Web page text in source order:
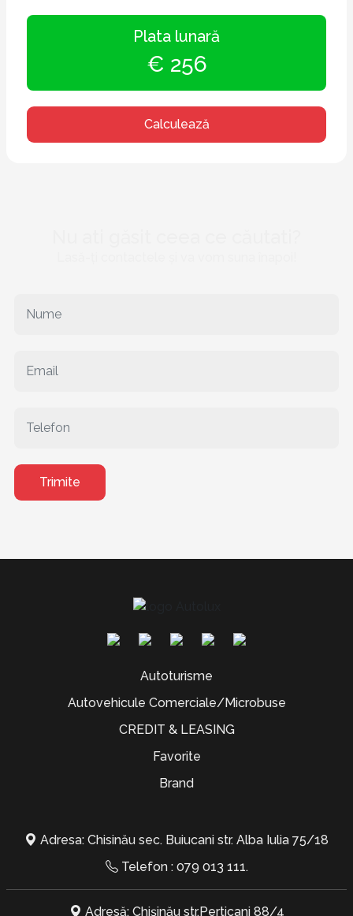
Plata lunară
€ 256
Calculează
Trimite
Autoturisme
Autovehicule Comerciale/Microbuse
CREDIT & LEASING
Favorite
Brand
Adresa: Chisinău sec. Buiucani str. Alba Iulia 75/18
Telefon : 079 013 111.
Adresă: Chișinău str.Perticani 88/4